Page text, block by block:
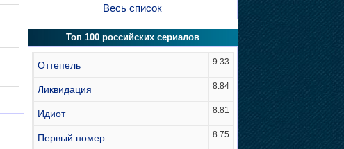
Весь список
Топ 100 российских сериалов
Оттепель 9.33
Ликвидация 8.84
Идиот 8.81
Первый номер 8.75